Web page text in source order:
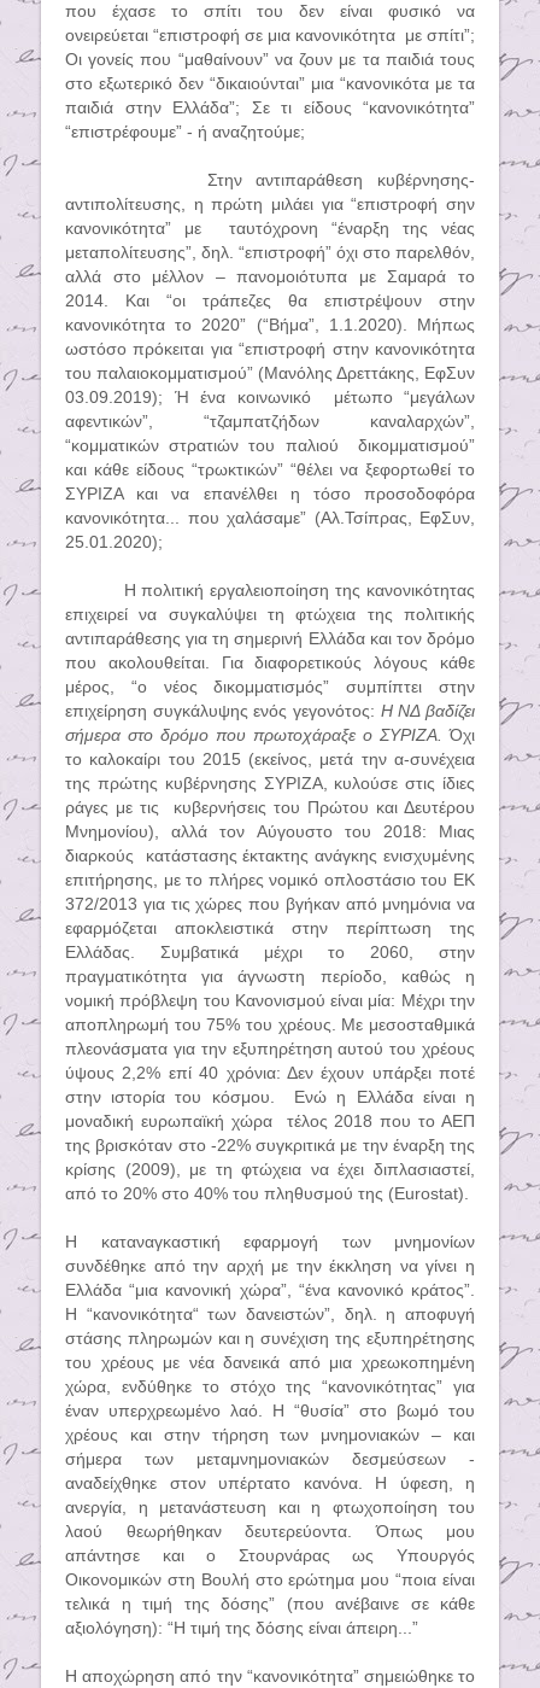
που έχασε το σπίτι του δεν είναι φυσικό να
ονειρεύεται “επιστροφή σε μια κανονικότητα με σπίτι”;
Οι γονείς που “μαθαίνουν” να ζουν με τα παιδιά τους
στο εξωτερικό δεν “δικαιούνται” μια “κανονικότα με τα
παιδιά στην Ελλάδα”; Σε τι είδους “κανονικότητα”
“επιστρέφουμε” - ή αναζητούμε;
Στην αντιπαράθεση κυβέρνησης-
αντιπολίτευσης, η πρώτη μιλάει για “επιστροφή σην
κανονικότητα” με
ταυτόχρονη “έναρξη της νέας
μεταπολίτευσης”, δηλ. “επιστροφή” όχι στο παρελθόν,
αλλά στο μέλλον – πανομοιότυπα με Σαμαρά το
2014. Και “οι τράπεζες θα επιστρέψουν στην
κανονικότητα το 2020” (“Βήμα”, 1.1.2020). Μήπως
ωστόσο πρόκειται για “επιστροφή στην κανονικότητα
του παλαιοκομματισμού” (Μανόλης Δρεττάκης, ΕφΣυν
03.09.2019); Ή ένα κοινωνικό
μέτωπο “μεγάλων
αφεντικών”, “τζαμπατζήδων καναλαρχών”,
“κομματικών στρατιών του παλιού
δικομματισμού”
και κάθε είδους “τρωκτικών” “θέλει να ξεφορτωθεί το
ΣΥΡΙΖΑ και να επανέλθει η τόσο προσοδοφόρα
κανονικότητα... που χαλάσαμε” (Αλ.Τσίπρας, ΕφΣυν,
25.01.2020);
Η πολιτική εργαλειοποίηση της κανονικότητας
επιχειρεί να συγκαλύψει τη φτώχεια της πολιτικής
αντιπαράθεσης για τη σημερινή Ελλάδα και τον δρόμο
που ακολουθείται.
Για διαφορετικούς λόγους κάθε
μέρος, “ο νέος δικομματισμός” συμπίπτει στην
επιχείρηση συγκάλυψης ενός γεγονότος: Η ΝΔ βαδίζει
σήμερα στο δρόμο που πρωτοχάραξε ο ΣΥΡΙΖΑ. Όχι
το καλοκαίρι του 2015 (εκείνος, μετά την α-συνέχεια
της πρώτης κυβέρνησης ΣΥΡΙΖΑ, κυλούσε στις ίδιες
ράγες με τις
κυβερνήσεις του Πρώτου και Δευτέρου
Μνημονίου), αλλά τον Αύγουστο του 2018: Μιας
διαρκούς
κατάστασης έκτακτης ανάγκης ενισχυμένης
επιτήρησης, με το πλήρες νομικό οπλοστάσιο του ΕΚ
372/2013 για τις χώρες που βγήκαν από μνημόνια να
εφαρμόζεται αποκλειστικά στην περίπτωση της
Ελλάδας. Συμβατικά μέχρι το 2060, στην
πραγματικότητα για άγνωστη περίοδο, καθώς η
νομική πρόβλεψη του Kανονισμού είναι μία: Μέχρι την
αποπληρωμή του 75% του χρέους. Με μεσοσταθμικά
πλεονάσματα για την εξυπηρέτηση αυτού του χρέους
ύψους 2,2% επί 40 χρόνια: Δεν έχουν υπάρξει ποτέ
στην ιστορία του κόσμου.
Ενώ η Ελλάδα είναι η
μοναδική ευρωπαϊκή χώρα
τέλος 2018 που το ΑΕΠ
της βρισκόταν στο -22% συγκριτικά με την έναρξη της
κρίσης (2009), με τη φτώχεια να έχει διπλασιαστεί,
από το 20% στο 40% του πληθυσμού της (Eurostat).
Η καταναγκαστική εφαρμογή των μνημονίων
συνδέθηκε από την αρχή με την έκκληση να γίνει η
Ελλάδα “μια κανονική χώρα”, “ένα κανονικό κράτος”.
Η “κανονικότητα“ των δανειστών”, δηλ. η αποφυγή
στάσης πληρωμών και η συνέχιση της εξυπηρέτησης
του χρέους με νέα δανεικά από μια χρεωκοπημένη
χώρα, ενδύθηκε το στόχο της “κανονικότητας” για
έναν υπερχρεωμένο λαό. Η “θυσία” στο βωμό του
χρέους και στην τήρηση των μνημονιακών – και
σήμερα των μεταμνημονιακών δεσμεύσεων -
αναδείχθηκε στον υπέρτατο κανόνα. Η ύφεση, η
ανεργία, η μετανάστευση και η φτωχοποίηση του
λαού θεωρήθηκαν δευτερεύοντα. Όπως μου
απάντησε και ο Στουρνάρας ως Υπουργός
Οικονομικών στη Βουλή στο ερώτημα μου “ποια είναι
τελικά η τιμή της δόσης” (που ανέβαινε σε κάθε
αξιολόγηση): “Η τιμή της δόσης είναι άπειρη...”
Η αποχώρηση από την “κανονικότητα” σημειώθηκε το